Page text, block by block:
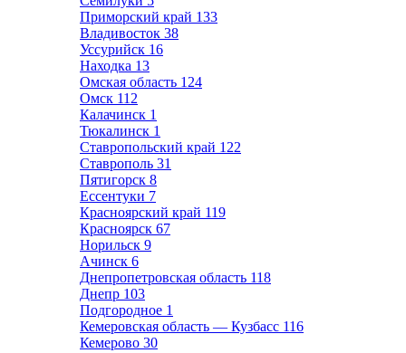
Приморский край 133
Владивосток 38
Уссурийск 16
Находка 13
Омская область 124
Омск 112
Калачинск 1
Тюкалинск 1
Ставропольский край 122
Ставрополь 31
Пятигорск 8
Ессентуки 7
Красноярский край 119
Красноярск 67
Норильск 9
Ачинск 6
Днепропетровская область 118
Днепр 103
Подгородное 1
Кемеровская область — Кузбасс 116
Кемерово 30